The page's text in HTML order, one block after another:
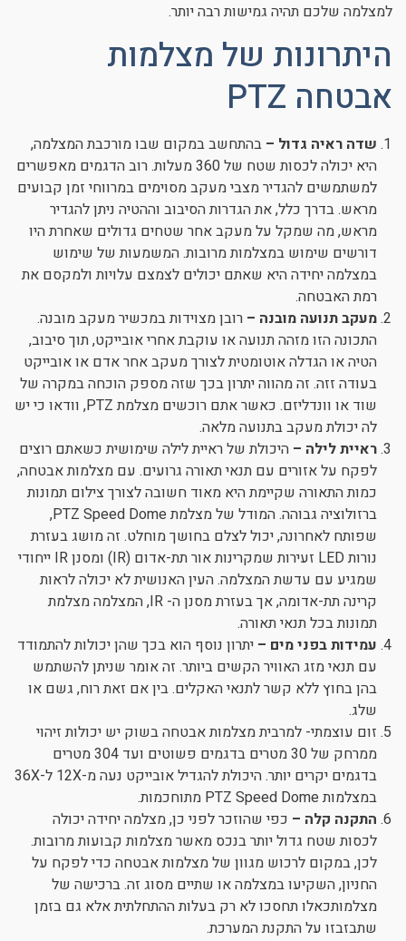
למצלמה שלכם תהיה גמישות רבה יותר.
היתרונות של מצלמות
אבטחה PTZ
שדה ראיה גדול – בהתחשב במקום שבו מורכבת המצלמה,
היא יכולה לכסות שטח של 360 מעלות. רוב הדגמים מאפשרים
למשתמשים להגדיר מצבי מעקב מסוימים במרווחי זמן קבועים
מראש. בדרך כלל, את הגדרות הסיבוב וההטיה ניתן להגדיר
מראש, מה שמקל על מעקב אחר שטחים גדולים שאחרת היו
דורשים שימוש במצלמות מרובות. המשמעות של שימוש
במצלמה יחידה היא שאתם יכולים לצמצם עלויות ולמקסם את
רמת האבטחה.
מעקב תנועה מובנה – רובן מצוידות במכשיר מעקב מובנה.
התכונה הזו מזהה תנועה או עוקבת אחרי אובייקט, תוך סיבוב,
הטיה או הגדלה אוטומטית לצורך מעקב אחר אדם או אובייקט
בעודה זזה. זה מהווה יתרון בכך שזה מספק הוכחה במקרה של
שוד או וונדליזם. כאשר אתם רוכשים מצלמת PTZ, וודאו כי יש
לה יכולת מעקב בתנועה מלאה.
ראיית לילה – היכולת של ראיית לילה שימושית כשאתם רוצים
לפקח על אזורים עם תנאי תאורה גרועים. עם מצלמות אבטחה,
כמות התאורה שקיימת היא מאוד חשובה לצורך צילום תמונות
ברזולוציה גבוהה. המודל של מצלמת PTZ Speed Dome,
שפותח לאחרונה, יכול לצלם בחושך מוחלט. זה מושג בעזרת
נורות LED זעירות שמקרינות אור תת-אדום (IR) ומסנן IR ייחודי
שמגיע עם עדשת המצלמה. העין האנושית לא יכולה לראות
קרינה תת-אדומה, אך בעזרת מסנן ה- IR, המצלמה מצלמת
תמונות בכל תנאי תאורה.
עמידות בפני מים – יתרון נוסף הוא בכך שהן יכולות להתמודד
עם תנאי מזג האוויר הקשים ביותר. זה אומר שניתן להשתמש
בהן בחוץ ללא קשר לתנאי האקלים. בין אם זאת רוח, גשם או
שלג.
זום עוצמתי- למרבית מצלמות אבטחה בשוק יש יכולות זיהוי
ממרחק של 30 מטרים בדגמים פשוטים ועד 304 מטרים
בדגמים יקרים יותר. היכולת להגדיל אובייקט נעה מ-12X ל-36X
במצלמות PTZ Speed Dome מתוחכמות.
התקנה קלה – כפי שהוזכר לפני כן, מצלמה יחידה יכולה
לכסות שטח גדול יותר בנכס מאשר מצלמות קבועות מרובות.
לכן, במקום לרכוש מגוון של מצלמות אבטחה כדי לפקח על
החניון, השקיעו במצלמה או שתיים מסוג זה. ברכישה של
מצלמותכאלו תחסכו לא רק בעלות ההתחלתית אלא גם בזמן
שתבזבזו על התקנת המערכת.